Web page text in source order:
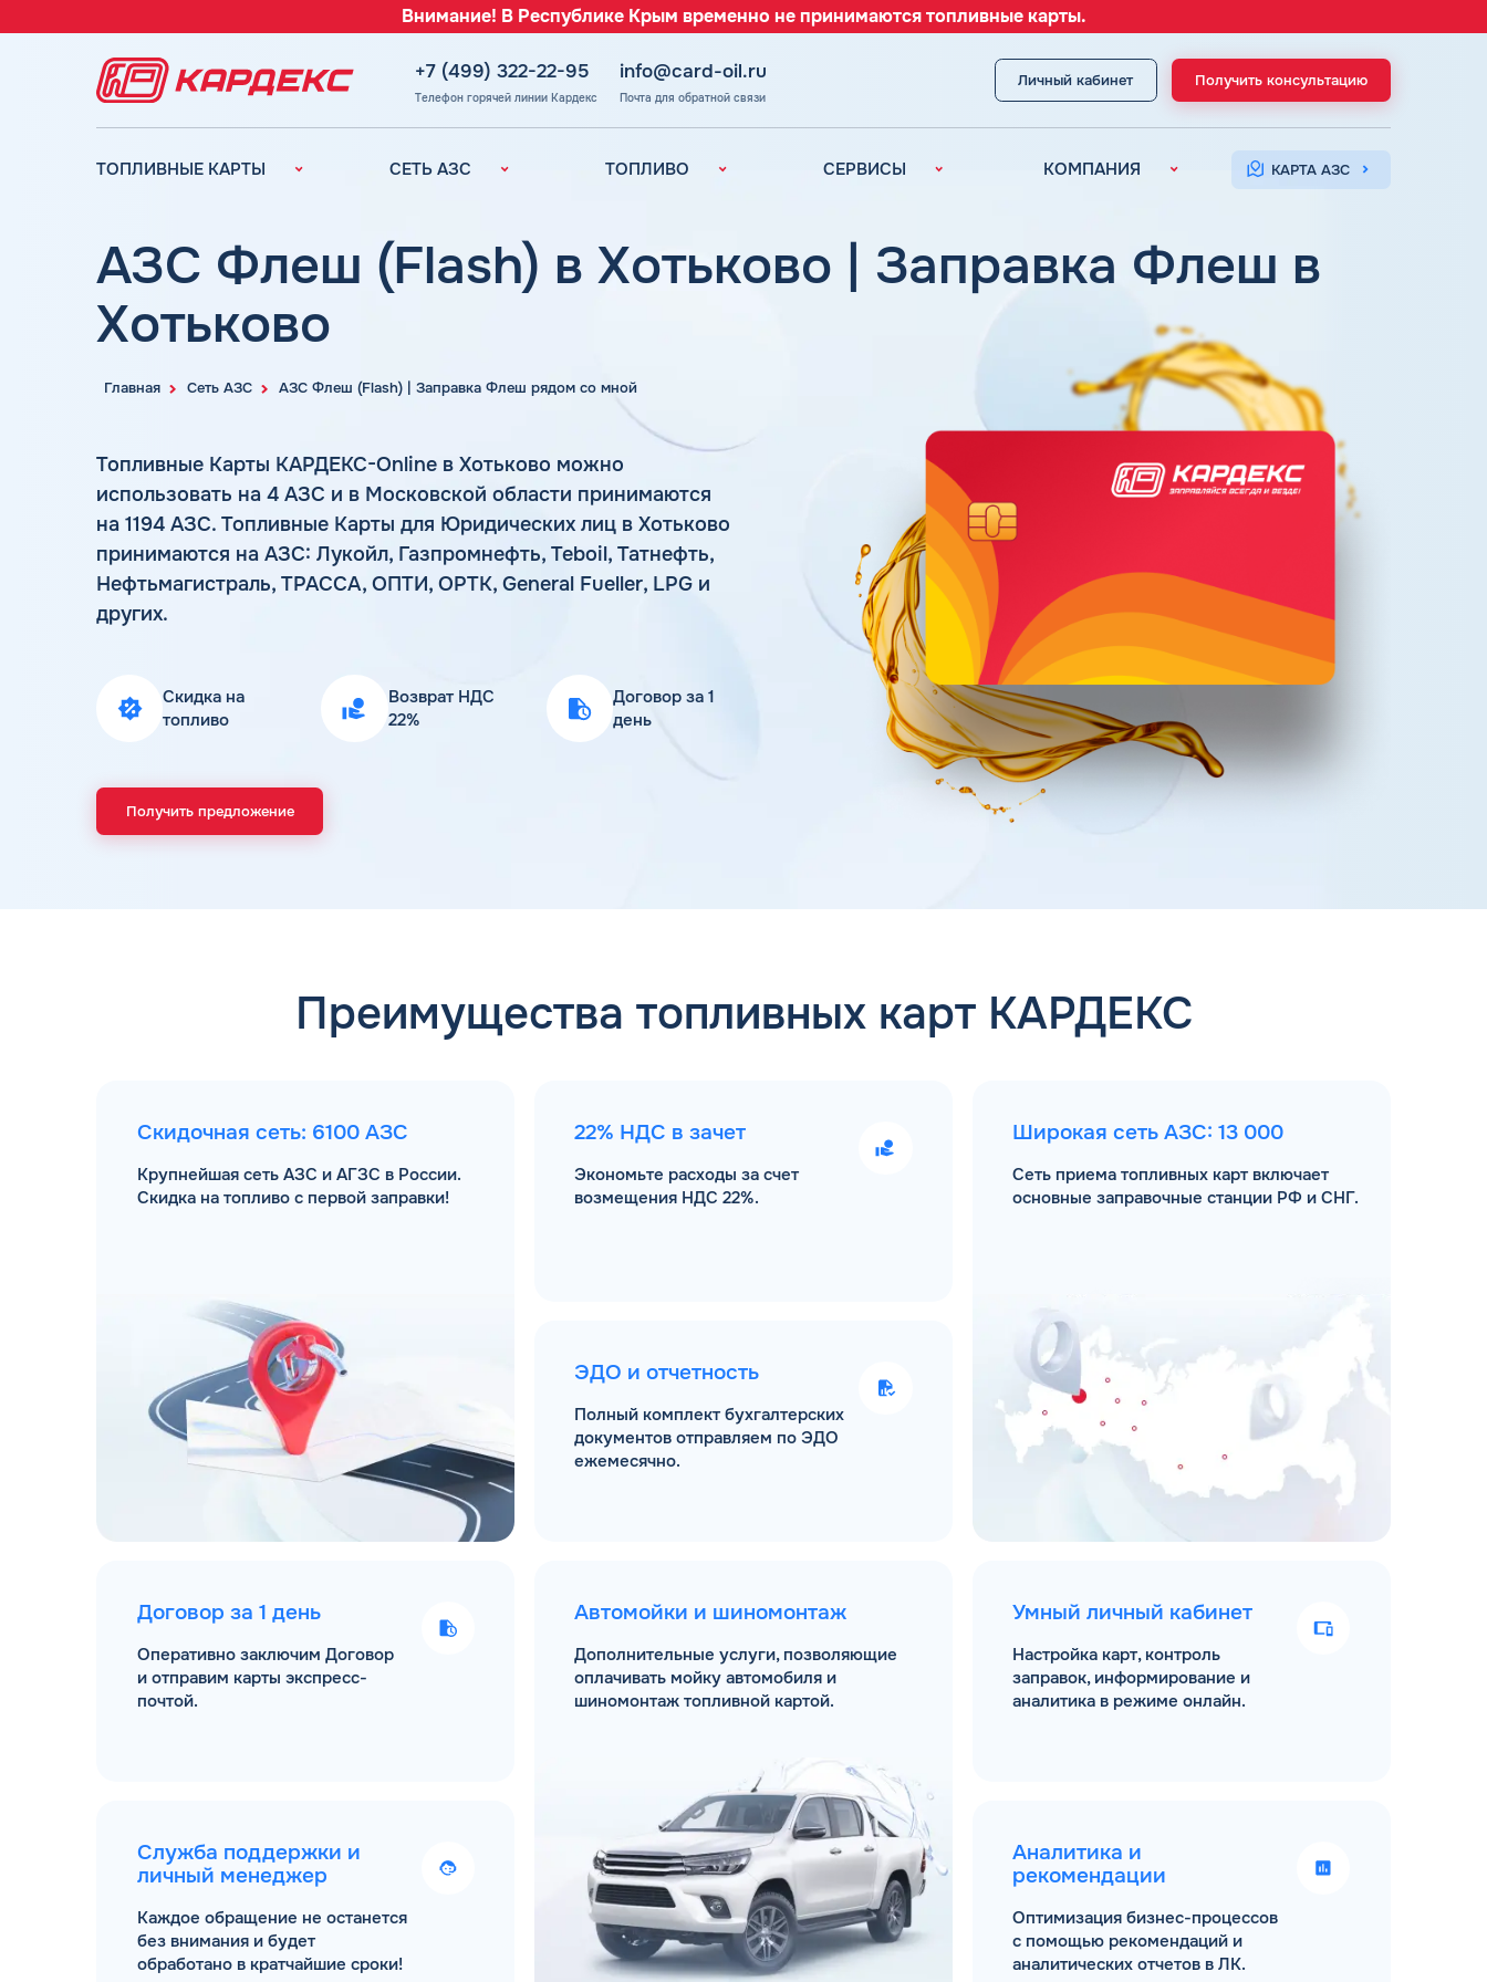
Внимание! В Республике Крым временно не принимаются топливные карты.
+7 (499) 322-22-95
Телефон горячей линии Кардекс
info@card-oil.ru
Почта для обратной связи
Личный кабинет Получить консультацию
ТОПЛИВНЫЕ КАРТЫ
Преимущества
Индивидуальный
Автомойки
Шиномонтаж
Вопросы и Ответы
СЕТЬ АЗС
АЗС Газпромнефть
АЗС Газпром
АЗС
Нефтьмагистраль
ТОПЛИВО
Бензин
Топливные бренды
Наши города
Калькулятор
расхода топлива
Статьи
Цена бензина и ДТ
СЕРВИСЫ
Документооборот
(ЭДО)
Уведомления об
окончании баланса
КОМПАНИЯ КАРТА АЗС
Главная Сеть АЗС АЗС Флеш (Flash) | Заправка Флеш рядом со мной
АЗС Флеш (Flash) в Хотьково | Заправка Флеш в
Хотьково
Топливные Карты КАРДЕКС-Online в Хотьково можно
использовать на 4 АЗС и в Московской области принимаются
на 1194 АЗС. Топливные Карты для Юридических лиц в Хотьково
принимаются на АЗС: Лукойл, Газпромнефть, Teboil, Татнефть,
Нефтьмагистраль, ТРАССА, ОПТИ, ОРТК, General Fueller, LPG и
других.
Скидка на
топливо
Возврат НДС
22%
Договор за 1
день
Получить предложение
Преимущества топливных карт КАРДЕКС
Скидочная сеть: 6100 АЗС
Крупнейшая сеть АЗС и АГЗС в России.
Скидка на топливо с первой заправки!
Договор за 1 день
Оперативно заключим Договор
и отправим карты экспресс-
почтой.
Служба поддержки и
личный менеджер
Каждое обращение не останется
без внимания и будет
обработано в кратчайшие сроки!
22% НДС в зачет
Экономьте расходы за счет
возмещения НДС 22%.
ЭДО и отчетность
Полный комплект бухгалтерских
документов отправляем по ЭДО
ежемесячно.
Автомойки и шиномонтаж
Дополнительные услуги, позволяющие
оплачивать мойку автомобиля и
шиномонтаж топливной картой.
Широкая сеть АЗС: 13 000
Сеть приема топливных карт включает
основные заправочные станции РФ и СНГ.
Умный личный кабинет
Настройка карт, контроль
заправок, информирование и
аналитика в режиме онлайн.
Аналитика и
рекомендации
Оптимизация бизнес-процессов
с помощью рекомендаций и
аналитических отчетов в ЛК.